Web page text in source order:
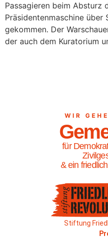
Passagieren beim Absturz
Präsidentenmaschine über
gekommen. Der
der auch dem Kuratorium
WIR
für
& ein
Stiftung